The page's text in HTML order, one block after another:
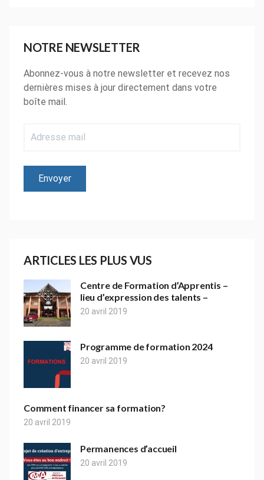
NOTRE NEWSLETTER
Abonnez-vous à notre newsletter et recevez nos
dernières mises à jour directement dans votre
boîte mail.
ARTICLES LES PLUS VUS
Centre de Formation d’Apprentis –
lieu d’expression des talents –
20 avril 2019
Programme de formation 2024
20 avril 2019
Comment financer sa formation?
20 avril 2019
Permanences d’accueil
20 avril 2019